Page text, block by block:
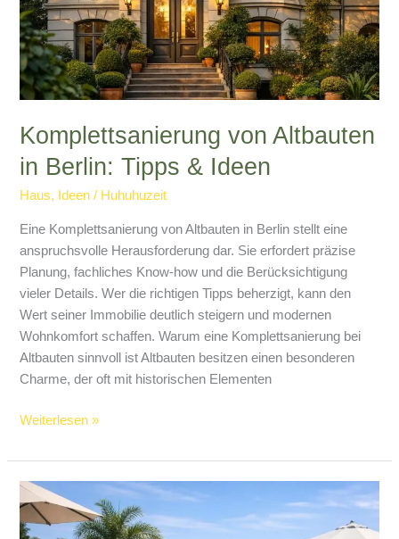
Komplettsanierung von Altbauten
in Berlin: Tipps & Ideen
Haus, Ideen / Huhuhuzeit
Eine Komplettsanierung von Altbauten in Berlin stellt eine
anspruchsvolle Herausforderung dar. Sie erfordert präzise
Planung, fachliches Know-how und die Berücksichtigung
vieler Details. Wer die richtigen Tipps beherzigt, kann den
Wert seiner Immobilie deutlich steigern und modernen
Wohnkomfort schaffen. Warum eine Komplettsanierung bei
Altbauten sinnvoll ist Altbauten besitzen einen besonderen
Charme, der oft mit historischen Elementen
Weiterlesen »
So
schützen
Sie